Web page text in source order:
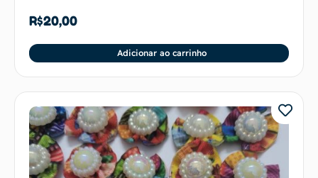
R$20,00
Adicionar ao carrinho